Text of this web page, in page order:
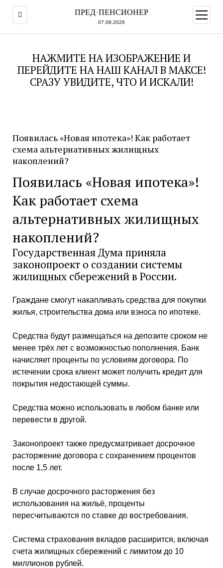
ПРЕД-ПЕНСИОНЕР
07.08.2026
меню
НАЖМИТЕ НА ИЗОБРАЖЕНИЕ И
ПЕРЕЙДИТЕ НА НАШ КАНАЛ В МАКСЕ!
СРАЗУ УВИДИТЕ, ЧТО И ИСКАЛИ!
Появилась «Новая ипотека»! Как работает
схема альтернативных жилищных
накоплений?
Появилась «Новая ипотека»!
Как работает схема
альтернативных жилищных
накоплений?
Государственная Дума приняла
законопроект о создании системы
жилищных сбережений в России.
Граждане смогут накапливать средства для покупки
жилья, строительства дома или взноса по ипотеке.
Средства будут размещаться на депозите сроком не
менее трёх лет с возможностью пополнения. Банк
начисляет проценты по условиям договора. По
истечении срока клиент может получить кредит для
покрытия недостающей суммы.
Средства можно использовать в любом банке или
перевести в другой.
Законопроект также предусматривает досрочное
расторжение договора с сохранением процентов
после 1,5 лет.
В случае досрочного расторжения без
использования на жильё, проценты
пересчитываются по ставке до востребования.
Система страхования вкладов расширится, включая
счета жилищных сбережений с лимитом до 10
миллионов рублей.